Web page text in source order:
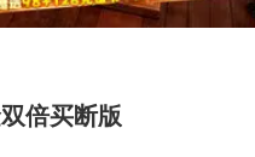
倍买断版